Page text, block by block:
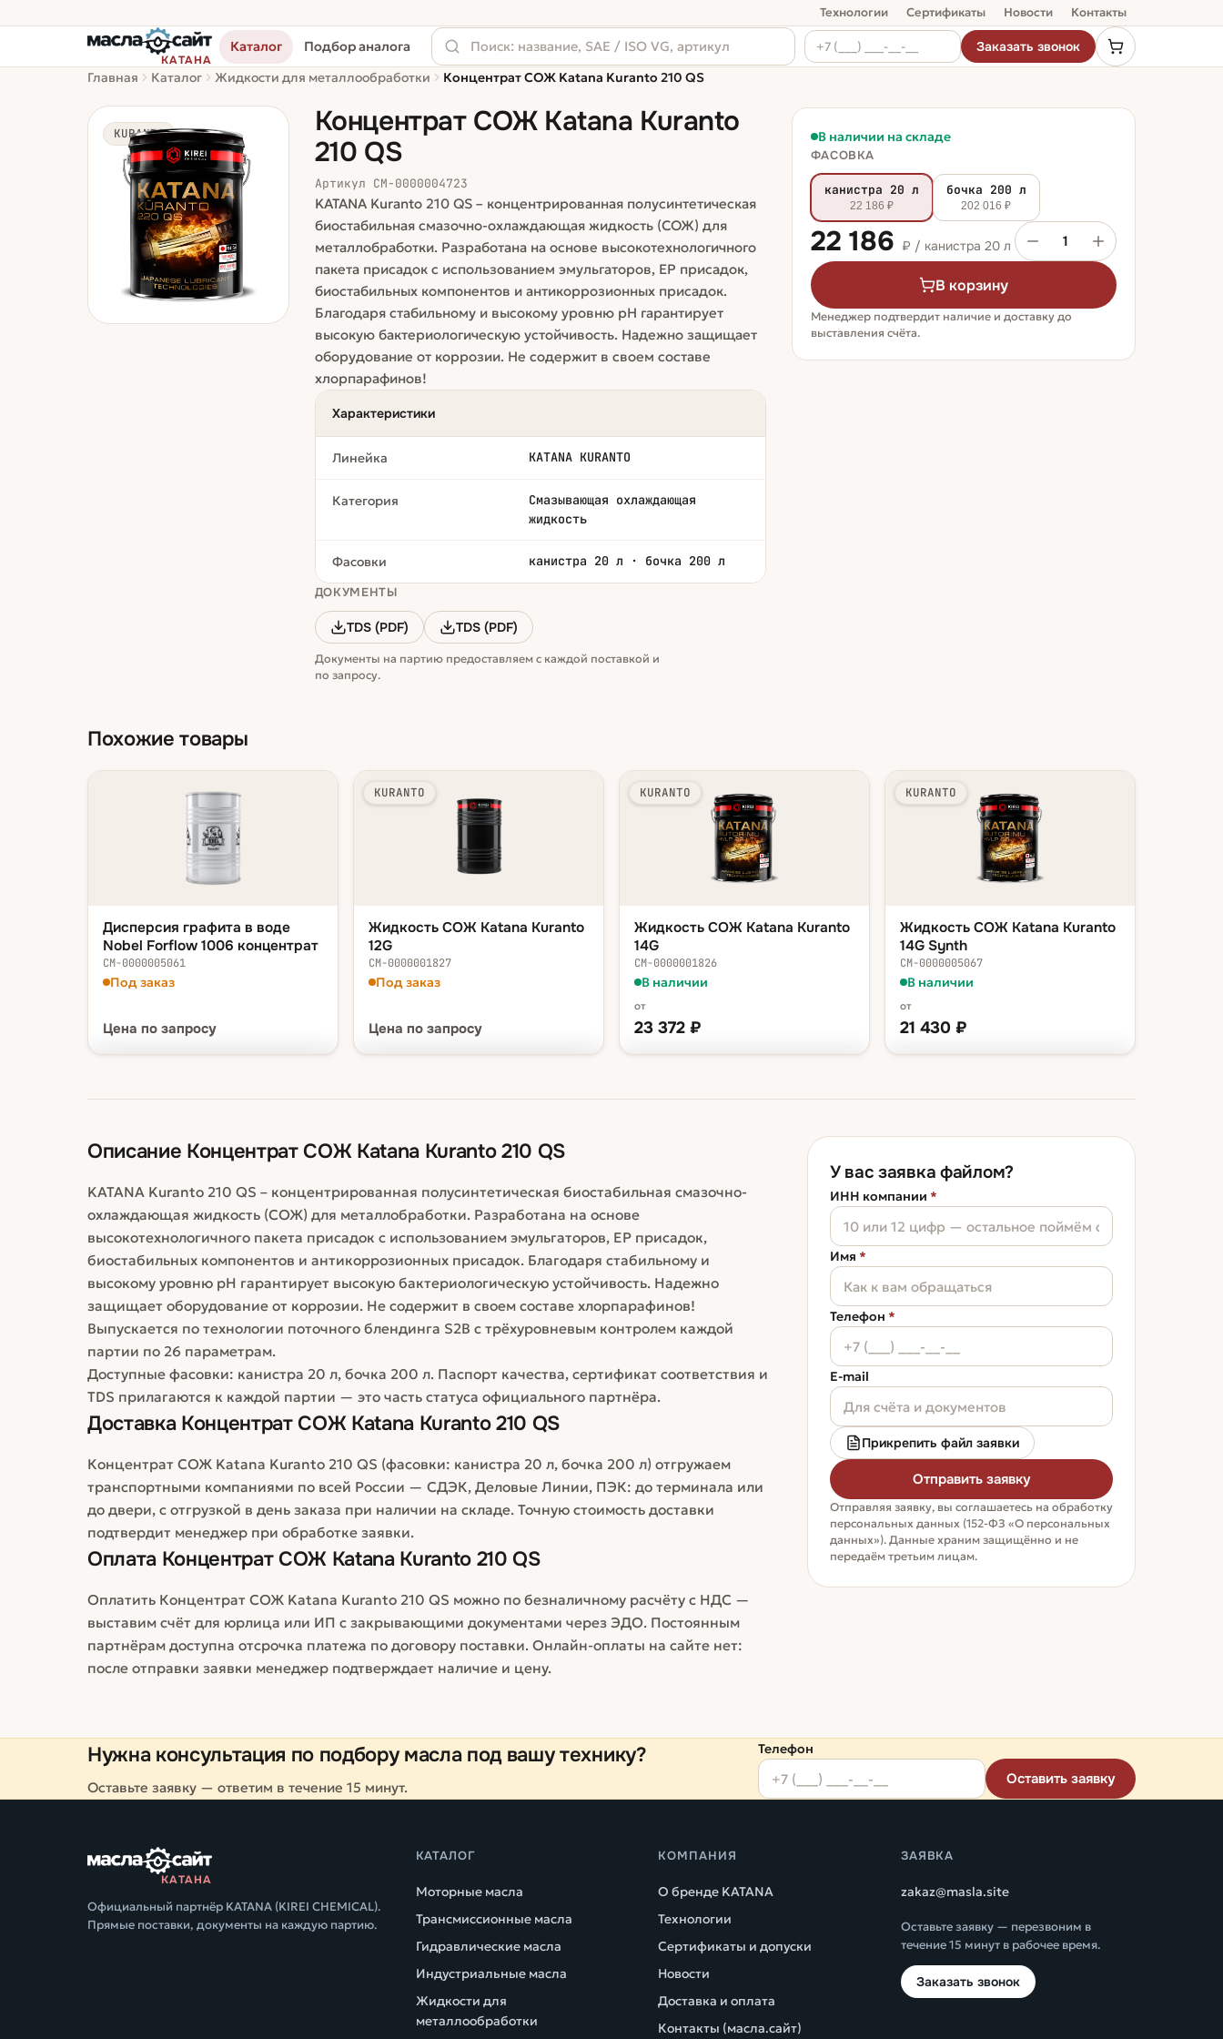
Технологии Сертификаты Новости Контакты
КАТАНА
Каталог Подбор аналога
Заказать звонок
Главная
Каталог Жидкости для металлообработки Концентрат СОЖ Katana Kuranto 210 QS
KURANTO
Концентрат СОЖ Katana Kuranto
210 QS
Артикул СМ-0000004723
KATANA Kuranto 210 QS – концентрированная полусинтетическая
биостабильная смазочно-охлаждающая жидкость (СОЖ) для
металлобработки. Разработана на основе высокотехнологичного
пакета присадок с использованием эмульгаторов, ЕР присадок,
биостабильных компонентов и антикоррозионных присадок.
Благодаря стабильному и высокому уровню рН гарантирует
высокую бактериологическую устойчивость. Надежно защищает
оборудование от коррозии. Не содержит в своем составе
хлорпарафинов!
Характеристики
Линейка KATANA KURANTO
Категория
Смазывающая охлаждающая
жидкость
Фасовки канистра 20 л · бочка 200 л
ДОКУМЕНТЫ
TDS (PDF) TDS (PDF)
Документы на партию предоставляем с каждой поставкой и
по запросу.
В наличии на складе
ФАСОВКА
канистра 20 л
22 186 ₽
бочка 200 л
202 016 ₽
22 186 ₽ / канистра 20 л 1
В корзину
Менеджер подтвердит наличие и доставку до
выставления счёта.
Похожие товары
Дисперсия графита в воде
Nobel Forflow 1006 концентрат
СМ-0000005061
Под заказ
Цена по запросу
1 шт по запросу
KURANTO
Жидкость СОЖ Katana Kuranto
12G
СМ-0000001827
Под заказ
Цена по запросу
1 шт по запросу
KURANTO
Жидкость СОЖ Katana Kuranto
14G
СМ-0000001826
В наличии
от
23 372 ₽
ведро 20 л 23 372 ₽
179 748 ₽
KURANTO
Жидкость СОЖ Katana Kuranto
14G Synth
СМ-0000005067
В наличии
от
21 430 ₽
ведро 20 л 21 430 ₽
бочка 200 л 187 718 ₽
Описание Концентрат СОЖ Katana Kuranto 210 QS
KATANA Kuranto 210 QS – концентрированная полусинтетическая биостабильная смазочно-
охлаждающая жидкость (СОЖ) для металлобработки. Разработана на основе
высокотехнологичного пакета присадок с использованием эмульгаторов, ЕР присадок,
биостабильных компонентов и антикоррозионных присадок. Благодаря стабильному и
высокому уровню рН гарантирует высокую бактериологическую устойчивость. Надежно
защищает оборудование от коррозии. Не содержит в своем составе хлорпарафинов!
Выпускается по технологии поточного блендинга S2B с трёхуровневым контролем каждой
партии по 26 параметрам.
Доступные фасовки: канистра 20 л, бочка 200 л. Паспорт качества, сертификат соответствия и
TDS прилагаются к каждой партии — это часть статуса официального партнёра.
Доставка Концентрат СОЖ Katana Kuranto 210 QS
Концентрат СОЖ Katana Kuranto 210 QS (фасовки: канистра 20 л, бочка 200 л) отгружаем
транспортными компаниями по всей России — СДЭК, Деловые Линии, ПЭК: до терминала или
до двери, с отгрузкой в день заказа при наличии на складе. Точную стоимость доставки
подтвердит менеджер при обработке заявки.
Оплата Концентрат СОЖ Katana Kuranto 210 QS
Оплатить Концентрат СОЖ Katana Kuranto 210 QS можно по безналичному расчёту с НДС —
выставим счёт для юрлица или ИП с закрывающими документами через ЭДО. Постоянным
партнёрам доступна отсрочка платежа по договору поставки. Онлайн-оплаты на сайте нет:
после отправки заявки менеджер подтверждает наличие и цену.
У вас заявка файлом?
ИНН компании *
Имя *
Телефон *
E-mail
Прикрепить файл заявки
Отправить заявку
Отправляя заявку, вы соглашаетесь на обработку
персональных данных (152-ФЗ «О персональных
данных»). Данные храним защищённо и не
передаём третьим лицам.
Нужна консультация по подбору масла под вашу технику?
Оставьте заявку — ответим в течение 15 минут.
Телефон
Оставить заявку
КАТАНА
Официальный партнёр KATANA (KIREI CHEMICAL).
Прямые поставки, документы на каждую партию.
КАТАЛОГ
Моторные масла
Трансмиссионные масла
Гидравлические масла
Индустриальные масла
Жидкости для
металлообработки
КОМПАНИЯ
О бренде KATANA
Технологии
Сертификаты и допуски
Новости
Доставка и оплата
Контакты (масла.сайт)
ЗАЯВКА
zakaz@masla.site
Оставьте заявку — перезвоним в
течение 15 минут в рабочее время.
Заказать звонок